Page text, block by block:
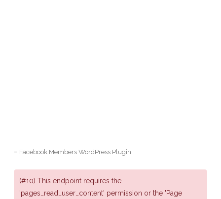
- Facebook Members WordPress Plugin
(#10) This endpoint requires the
'pages_read_user_content' permission or the 'Page